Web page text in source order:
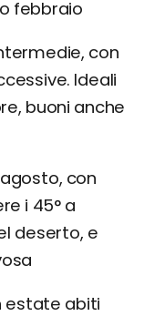
febbraio
con
Ideali
buoni anche
con
i 45° a
deserto, e
estate abiti